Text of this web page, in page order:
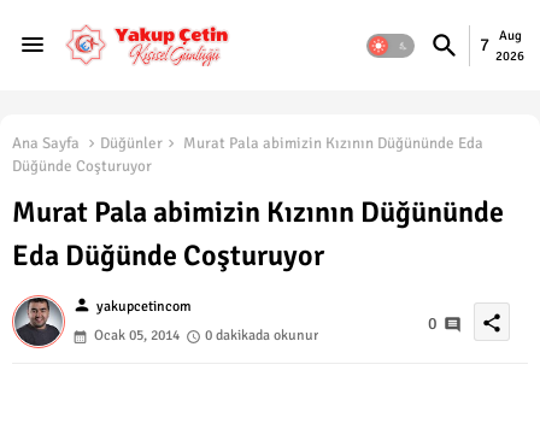
7
Aug
2026
Ana Sayfa Düğünler
Murat Pala abimizin Kızının Düğününde Eda
Düğünde Coşturuyor
Murat Pala abimizin Kızının Düğününde
Eda Düğünde Coşturuyor
person yakupcetincom
Ocak 05, 2014
0 dakikada okunur
0 share